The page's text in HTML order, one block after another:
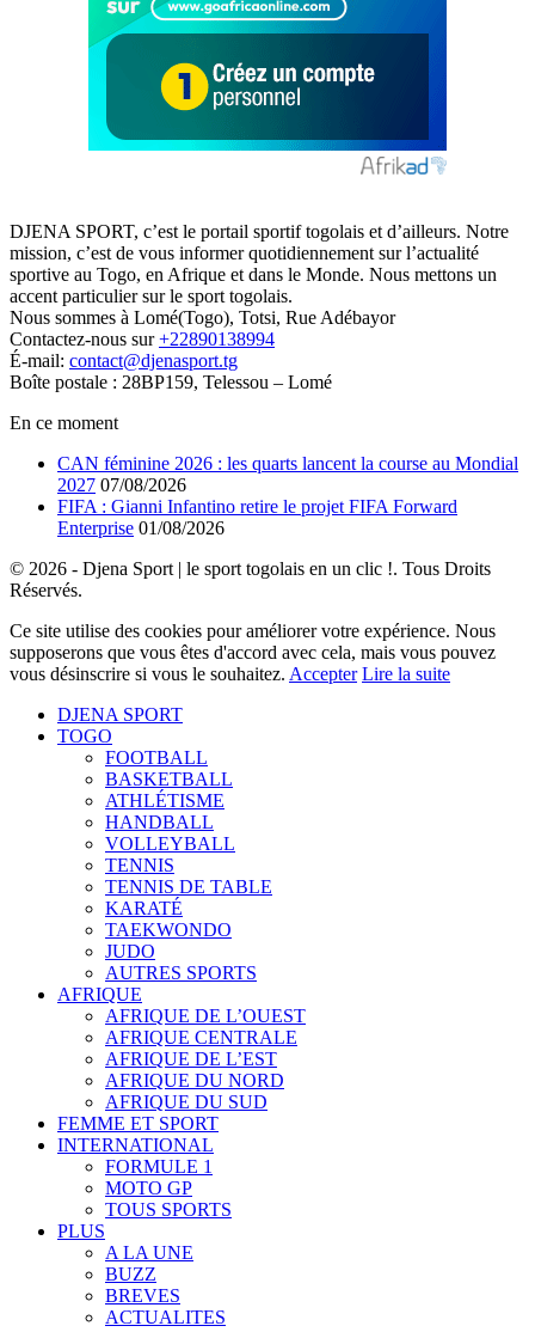
DJENA SPORT, c’est le portail sportif togolais et d’ailleurs. Notre
mission, c’est de vous informer quotidiennement sur l’actualité
sportive au Togo, en Afrique et dans le Monde. Nous mettons un
accent particulier sur le sport togolais.
Nous sommes à Lomé(Togo), Totsi, Rue Adébayor
Contactez-nous sur+22890138994
É-mail: contact@djenasport.tg
Boîte postale : 28BP159, Telessou – Lomé
En ce moment
CAN féminine 2026 : les quarts lancent la course au Mondial
2027 07/08/2026
FIFA : Gianni Infantino retire le projet FIFA Forward
Enterprise 01/08/2026
© 2026 - Djena Sport | le sport togolais en un clic !. Tous Droits
Réservés.
Ce site utilise des cookies pour améliorer votre expérience. Nous
supposerons que vous êtes d'accord avec cela, mais vous pouvez
vous désinscrire si vous le souhaitez. Accepter Lire la suite
DJENA SPORT
TOGO
FOOTBALL
BASKETBALL
ATHLÉTISME
HANDBALL
VOLLEYBALL
TENNIS
TENNIS DE TABLE
KARATÉ
TAEKWONDO
JUDO
AUTRES SPORTS
AFRIQUE
AFRIQUE DE L’OUEST
AFRIQUE CENTRALE
AFRIQUE DE L’EST
AFRIQUE DU NORD
AFRIQUE DU SUD
FEMME ET SPORT
INTERNATIONAL
FORMULE 1
MOTO GP
TOUS SPORTS
PLUS
A LA UNE
BUZZ
BREVES
ACTUALITES